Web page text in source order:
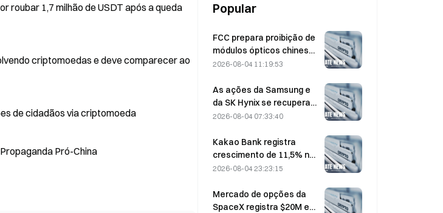
roubar 1,7 milhão de USDT após a queda
criptomoedas e deve comparecer ao
de cidadãos via criptomoeda
Pró-China
Popular
FCC prepara proibição de
módulos ópticos chineses
para data centers;
da Xinyuan sofre impacto
de 27%
2026-08-04 11:19:53
As ações da Samsung e
da SK Hynix se recuperam
de perdas de 5% com
2026-08-04 07:33:40
Kakao Bank registra
crescimento de 11,5% no
lucro líquido do 2º
lucro do 1º semestre
atinge recorde histórico
2026-08-04 23:23:15
Mercado de opções da
SpaceX registra $20M em